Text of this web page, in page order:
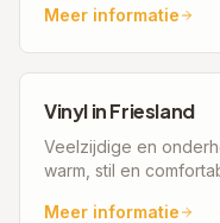
Meer informatie
VinylinFriesland
Veelzijdige en
warm, stil en
Meer informatie